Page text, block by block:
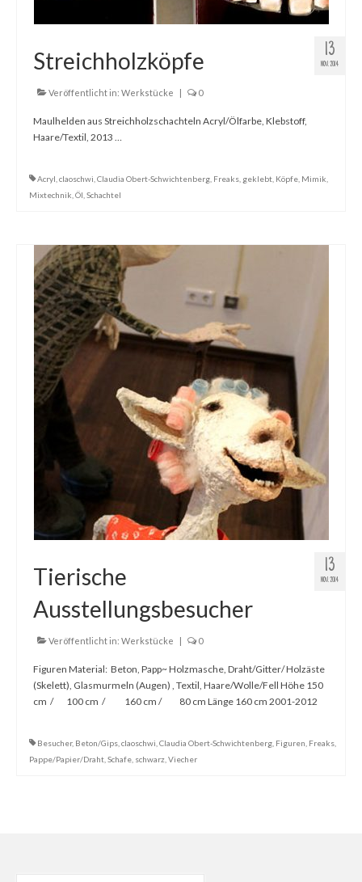
13
NOV. 2014
Streichholzköpfe
Veröffentlicht in: Werkstücke | 0
Maulhelden aus Streichholzschachteln Acryl/Ölfarbe, Klebstoff,
Haare/Textil, 2013 …
Acryl claoschwi Claudia Obert-Schwichtenberg Freaks geklebt Köpfe Mimik
Mixtechnik Öl Schachtel
13
NOV. 2014
Tierische
Ausstellungsbesucher
Veröffentlicht in: Werkstücke | 0
Figuren Material: Beton, Papp~ Holzmasche, Draht/Gitter/ Holzäste
(Skelett), Glasmurmeln (Augen) , Textil, Haare/Wolle/Fell Höhe 150
cm / 100 cm / 160 cm / 80 cm Länge 160 cm 2001-2012
Besucher, Beton/Gips claoschwi Claudia Obert-Schwichtenberg Figuren Freaks
Pappe/Papier/Draht Schafe schwarz Viecher